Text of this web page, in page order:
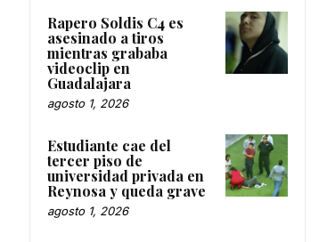
Rapero Soldis C4 es
asesinado a tiros
mientras grababa
videoclip en
Guadalajara
agosto 1, 2026
Estudiante cae del
tercer piso de
universidad privada en
Reynosa y queda grave
agosto 1, 2026